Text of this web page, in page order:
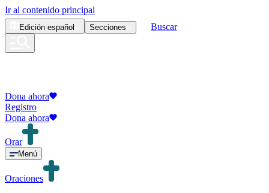
Ir al contenido principal
Edición español Secciones Buscar
Dona ahora
Registro
Dona ahora
Orar
Menú
Oraciones